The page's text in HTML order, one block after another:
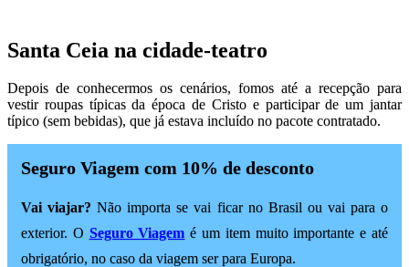
Santa Ceia na cidade-teatro
Depois de conhecermos os cenários, fomos até a recepção para
vestir roupas típicas da época de Cristo e participar de um jantar
típico (sem bebidas), que já estava incluído no pacote contratado.
Seguro Viagem com 10% de desconto
Vai viajar? Não importa se vai ficar no Brasil ou vai para o
exterior. O Seguro Viagem é um item muito importante e até
obrigatório, no caso da viagem ser para Europa.